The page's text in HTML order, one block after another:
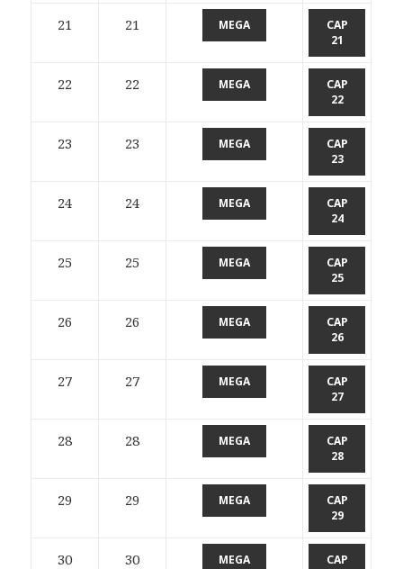
21 21 MEGA
CAP
21
22 22 MEGA
CAP
22
23 23 MEGA
CAP
23
24 24 MEGA
CAP
24
25 25 MEGA
CAP
25
26 26 MEGA
CAP
26
27 27 MEGA
CAP
27
28 28 MEGA
CAP
28
29 29 MEGA
CAP
29
30 30 MEGA
CAP